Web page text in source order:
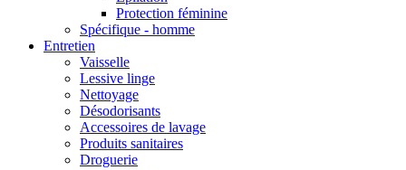
Protection féminine
Spécifique - homme
Entretien
Vaisselle
Lessive linge
Nettoyage
Désodorisants
Accessoires de lavage
Produits sanitaires
Droguerie